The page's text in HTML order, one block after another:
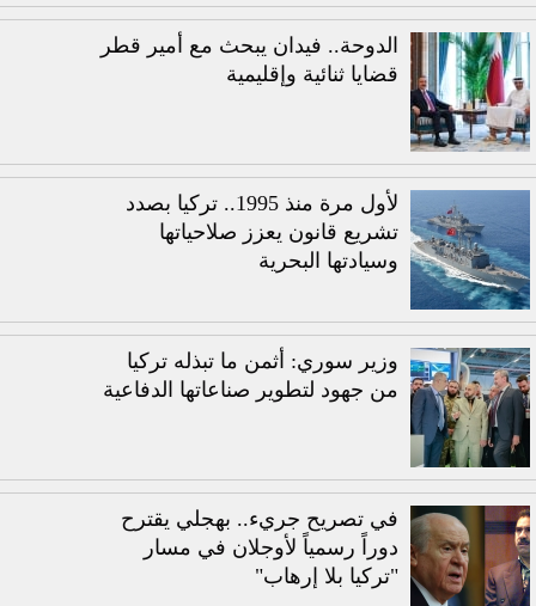
الدوحة.. فيدان يبحث مع أمير قطر
قضايا ثنائية وإقليمية
لأول مرة منذ 1995.. تركيا بصدد
تشريع قانون يعزز صلاحياتها
وسيادتها البحرية
وزير سوري: أثمن ما تبذله تركيا
من جهود لتطوير صناعاتها الدفاعية
في تصريح جريء.. بهجلي يقترح
دوراً رسمياً لأوجلان في مسار
"تركيا بلا إرهاب"